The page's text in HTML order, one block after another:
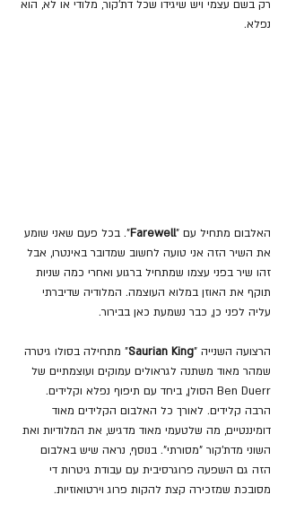
רק בשם עצמי ויש שיגידו שכל דת'קור, מלודי או לא, הוא
נפלא.
האלבום מתחיל עם "Farewell". בכל פעם שאני שומע
את השיר הזה אני טועה לחשוב שמדובר באינטרו, אבל
זהו שיר בפני עצמו שמתחיל ברגוע ואחרי כמה שניות
תוקף את האוזן במלוא העוצמה. המלודיה שדיברתי
עליה לפני כן, כבר נשמעת כאן בבירור.
הרצועה השנייה "Saurian King" מתחילה בסולו גיטרה
שמהר מאוד משתנה לגראולים עמוקים ועוצמתיים של
Ben Duerr הסולן, ביחד עם תיפוף נפלא וקלידים.
הרבה קלידים. לאורך כל האלבום הקלידים מאוד
דומיננטיים, מה שלטעמי מאוד מדגיש, את המלודיות ואת
השוני מדת'קור "מסורתי". בנוסף, נראה שיש באלבום
הזה גם השפעה פרוגרסיבית עם עבודת גיטרות די
מסובכת שמזכירה קצת להקות פרוג וירטואוזיות.